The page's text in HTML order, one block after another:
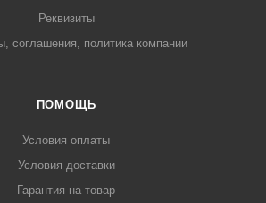
Реквизиты
соглашения, политика компании
ПОМОЩЬ
Условия оплаты
Условия доставки
Гарантия на товар